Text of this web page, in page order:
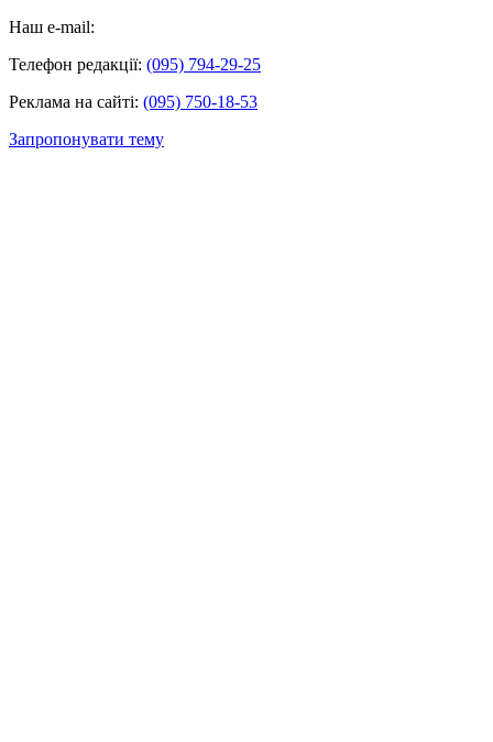
Наш e-mail:
Телефон редакції: (095) 794-29-25
Реклама на сайті: (095) 750-18-53
Запропонувати тему